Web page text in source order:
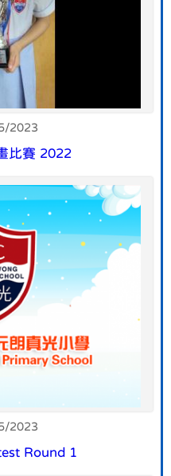
2023
比賽 2022
2023
Round 1